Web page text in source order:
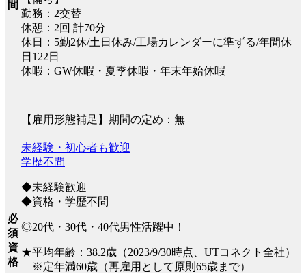
間
勤務：2交替
休憩：2回 計70分
休日：5勤2休/土日休み/工場カレンダーに準ずる/年間休
日122日
休暇：GW休暇・夏季休暇・年末年始休暇
【雇用形態補足】期間の定め：無
必
須
資
格
未経験・初心者も歓迎
学歴不問
◆未経験歓迎
◆資格・学歴不問
◎20代・30代・40代男性活躍中！
★平均年齢：38.2歳（2023/9/30時点、UTコネクト全社）
※定年満60歳（再雇用として原則65歳まで）